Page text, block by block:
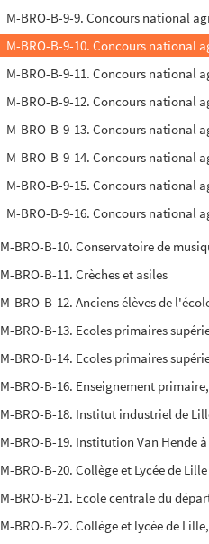
M-BRO-B-9-9. Concours national
M-BRO-B-9-10. Concours national
M-BRO-B-9-11. Concours national
M-BRO-B-9-12. Concours national
M-BRO-B-9-13. Concours national
M-BRO-B-9-14. Concours national
M-BRO-B-9-15. Concours national
M-BRO-B-9-16. Concours national
M-BRO-B-10. Conservatoire de
M-BRO-B-11. Crèches et asiles
M-BRO-B-12. Anciens élèves de
M-BRO-B-13. Ecoles primaires
M-BRO-B-14. Ecoles primaires
M-BRO-B-16. Enseignement
M-BRO-B-18. Institut industriel de
M-BRO-B-19. Institution Van Hende
M-BRO-B-20. Collège et Lycée de Lille
M-BRO-B-21. Ecole centrale du
M-BRO-B-22. Collège et lycée de